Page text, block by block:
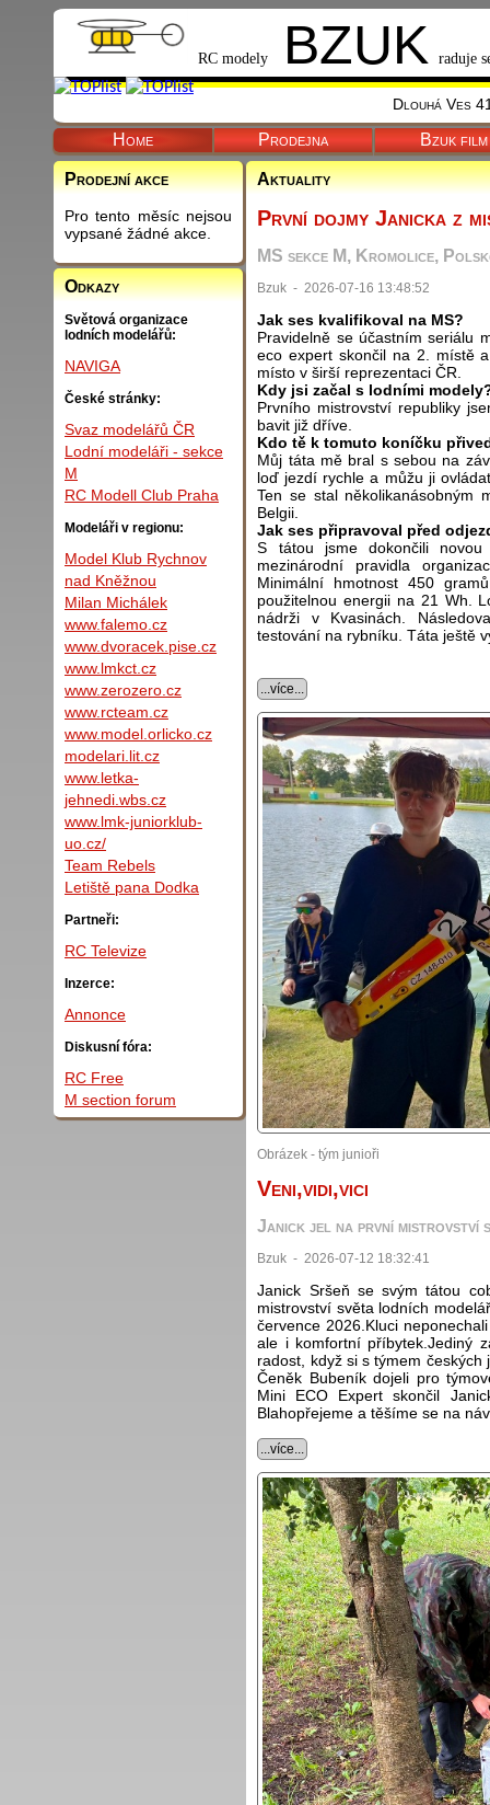
RC modelyBZUK raduje
Dlouhá Ves
Home Prodejna Bzuk film
Prodejní akce
Pro tento měsíc nejsou
vypsané žádné akce.
Odkazy
Světová organizace
lodních modelářů:
NAVIGA
České stránky:
Svaz modelářů ČR
Lodní modeláři - sekce
M
RC Modell Club Praha
Modeláři v regionu:
Model Klub Rychnov
nad Kněžnou
Milan Michálek
www.falemo.cz
www.dvoracek.pise.cz
www.lmkct.cz
www.zerozero.cz
www.rcteam.cz
www.model.orlicko.cz
modelari.lit.cz
www.letka-
jehnedi.wbs.cz
www.lmk-juniorklub-
uo.cz/
Team Rebels
Letiště pana Dodka
Partneři:
RC Televize
Inzerce:
Annonce
Diskusní fóra:
RC Free
M section forum
Aktuality
První dojmy Janicka z
MS sekce M, Kromolice,
Bzuk - 2026-07-16 13:48:52
Jak ses kvalifikoval na MS?
Pravidelně se účastním seriálu
eco expert skončil na 2. místě
místo v širší reprezentaci ČR.
Kdy jsi začal s lodními
Prvního mistrovství republiky
bavit již dříve.
Kdo tě k tomuto koníčku
Můj táta mě bral s sebou na
loď jezdí rychle a můžu ji
Ten se stal
Belgii.
Jak ses připravoval před
S tátou jsme dokončili
mezinárodní pravidla
Minimální hmotnost 450
použitelnou energii na 21 Wh.
nádrži v Kvasinách.
testování na rybníku. Táta ještě
...více...
Obrázek - tým junioři
Veni,vidi,vici
Janick jel na první mistrovství
Bzuk - 2026-07-12 18:32:41
Janick Sršeň se svým tátou
mistrovství světa lodních
července 2026.Kluci
ale i komfortní příbytek.Jediný
radost, když si s týmem
Čeněk Bubeník dojeli pro
Mini ECO Expert skončil
Blahopřejeme a těšíme se na
...více...